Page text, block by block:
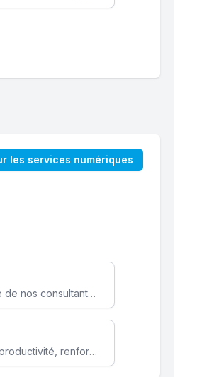
les services numériques
Optimisez votre stratégie informatique avec l'expertise de nos consultants pour améliorer votre efficacité et sécurité.
Microsoft 365 une solution complète qui booste votre productivité, renforce la sécurité de vos données et facilite la collaboration.